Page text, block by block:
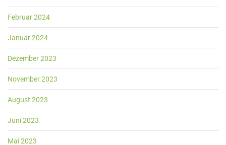
Februar 2024
Januar 2024
Dezember 2023
November 2023
August 2023
Juni 2023
Mai 2023